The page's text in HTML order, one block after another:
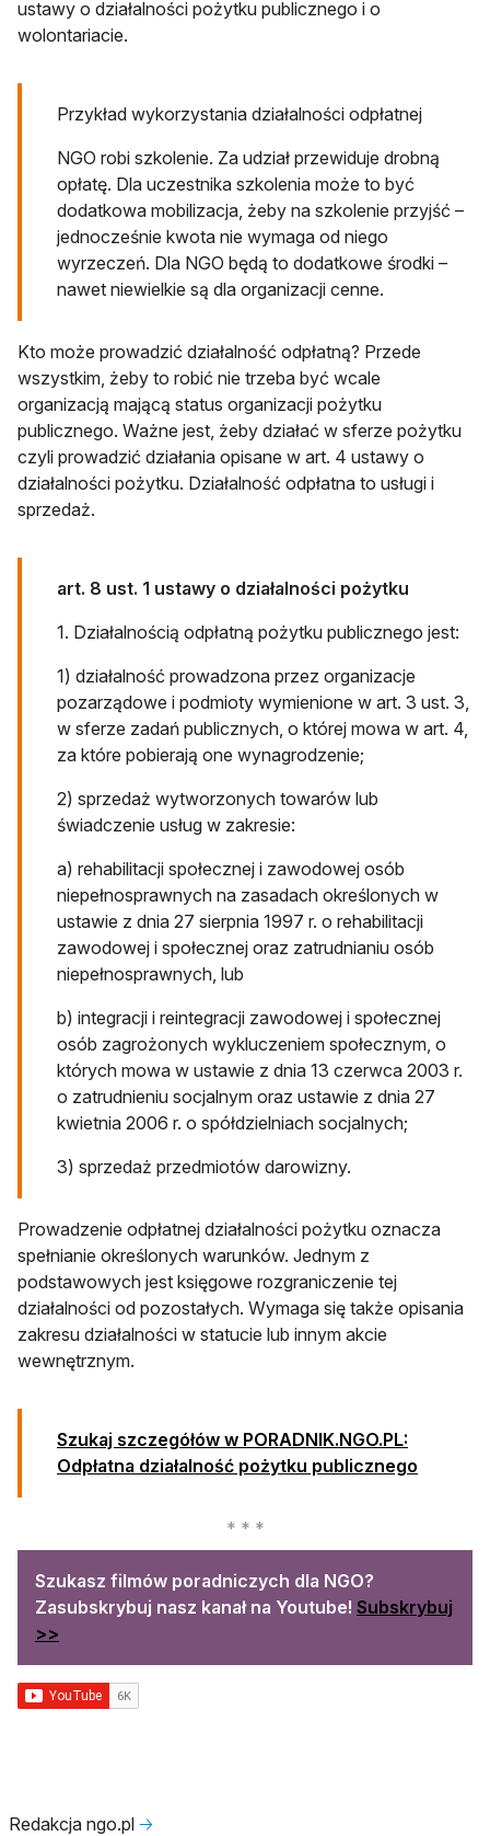
ustawy o działalności pożytku publicznego i o
wolontariacie.
Przykład wykorzystania działalności odpłatnej
NGO robi szkolenie. Za udział przewiduje drobną
opłatę. Dla uczestnika szkolenia może to być
dodatkowa mobilizacja, żeby na szkolenie przyjść –
jednocześnie kwota nie wymaga od niego
wyrzeczeń. Dla NGO będą to dodatkowe środki –
nawet niewielkie są dla organizacji cenne.
Kto może prowadzić działalność odpłatną? Przede
wszystkim, żeby to robić nie trzeba być wcale
organizacją mającą status organizacji pożytku
publicznego. Ważne jest, żeby działać w sferze pożytku
czyli prowadzić działania opisane w art. 4 ustawy o
działalności pożytku. Działalność odpłatna to usługi i
sprzedaż.
art. 8 ust. 1 ustawy o działalności pożytku
1. Działalnością odpłatną pożytku publicznego jest:
1) działalność prowadzona przez organizacje
pozarządowe i podmioty wymienione w art. 3 ust. 3,
w sferze zadań publicznych, o której mowa w art. 4,
za które pobierają one wynagrodzenie;
2) sprzedaż wytworzonych towarów lub
świadczenie usług w zakresie:
a) rehabilitacji społecznej i zawodowej osób
niepełnosprawnych na zasadach określonych w
ustawie z dnia 27 sierpnia 1997 r. o rehabilitacji
zawodowej i społecznej oraz zatrudnianiu osób
niepełnosprawnych, lub
b) integracji i reintegracji zawodowej i społecznej
osób zagrożonych wykluczeniem społecznym, o
których mowa w ustawie z dnia 13 czerwca 2003 r.
o zatrudnieniu socjalnym oraz ustawie z dnia 27
kwietnia 2006 r. o spółdzielniach socjalnych;
3) sprzedaż przedmiotów darowizny.
Prowadzenie odpłatnej działalności pożytku oznacza
spełnianie określonych warunków. Jednym z
podstawowych jest księgowe rozgraniczenie tej
działalności od pozostałych. Wymaga się także opisania
zakresu działalności w statucie lub innym akcie
wewnętrznym.
Szukaj szczegółów w PORADNIK.NGO.PL:
Odpłatna działalność pożytku publicznego
Szukasz filmów poradniczych dla NGO?
Zasubskrybuj nasz kanał na Youtube! Subskrybuj
>>
Redakcja ngo.pl 🡢